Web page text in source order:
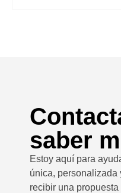
saber
Estoy aquí para
única, personalizada
recibir una